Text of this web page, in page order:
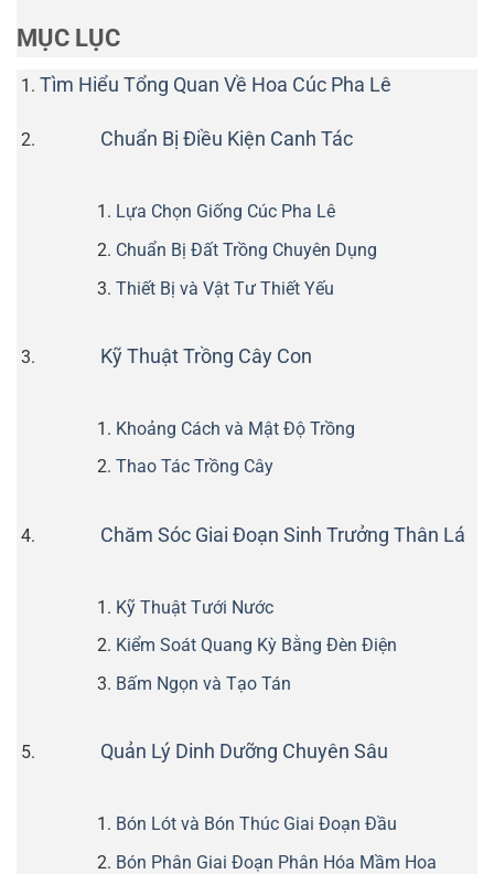
MỤC LỤC
Tìm Hiểu Tổng Quan Về Hoa Cúc Pha Lê
Chuẩn Bị Điều Kiện Canh Tác
Lựa Chọn Giống Cúc Pha Lê
Chuẩn Bị Đất Trồng Chuyên Dụng
Thiết Bị và Vật Tư Thiết Yếu
Kỹ Thuật Trồng Cây Con
Khoảng Cách và Mật Độ Trồng
Thao Tác Trồng Cây
Chăm Sóc Giai Đoạn Sinh Trưởng Thân Lá
Kỹ Thuật Tưới Nước
Kiểm Soát Quang Kỳ Bằng Đèn Điện
Bấm Ngọn và Tạo Tán
Quản Lý Dinh Dưỡng Chuyên Sâu
Bón Lót và Bón Thúc Giai Đoạn Đầu
Bón Phân Giai Đoạn Phân Hóa Mầm Hoa